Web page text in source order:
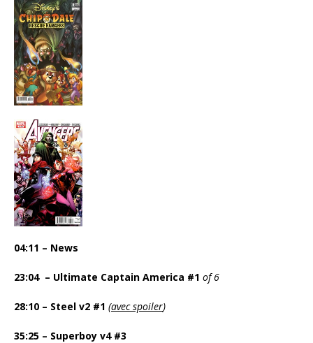
04:11 – News
23:04 – Ultimate Captain America #1 of 6
28:10 – Steel v2 #1 (avec spoiler)
35:25 – Superboy v4 #3